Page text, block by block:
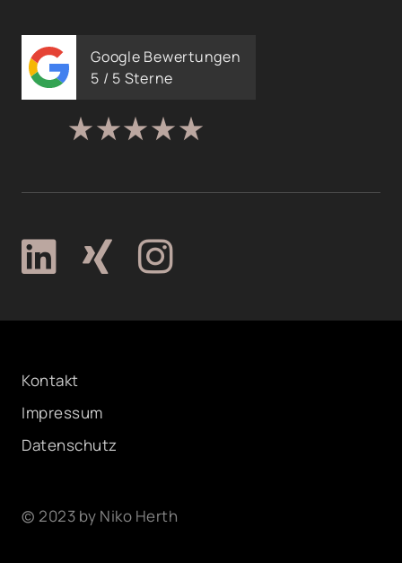
Google Bewertungen
5 / 5 Sterne
star_ratestar_ratestar_ratestar_ratestar_rate
Kontakt
Impressum
Datenschutz
© 2023 by Niko Herth